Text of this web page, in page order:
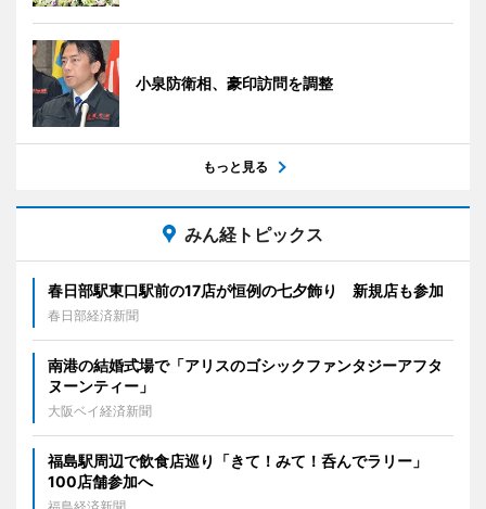
小泉防衛相、豪印訪問を調整
もっと見る
みん経トピックス
春日部駅東口駅前の17店が恒例の七夕飾り 新規店も参加
春日部経済新聞
南港の結婚式場で「アリスのゴシックファンタジーアフタ
ヌーンティー」
大阪ベイ経済新聞
福島駅周辺で飲食店巡り「きて！みて！呑んでラリー」
100店舗参加へ